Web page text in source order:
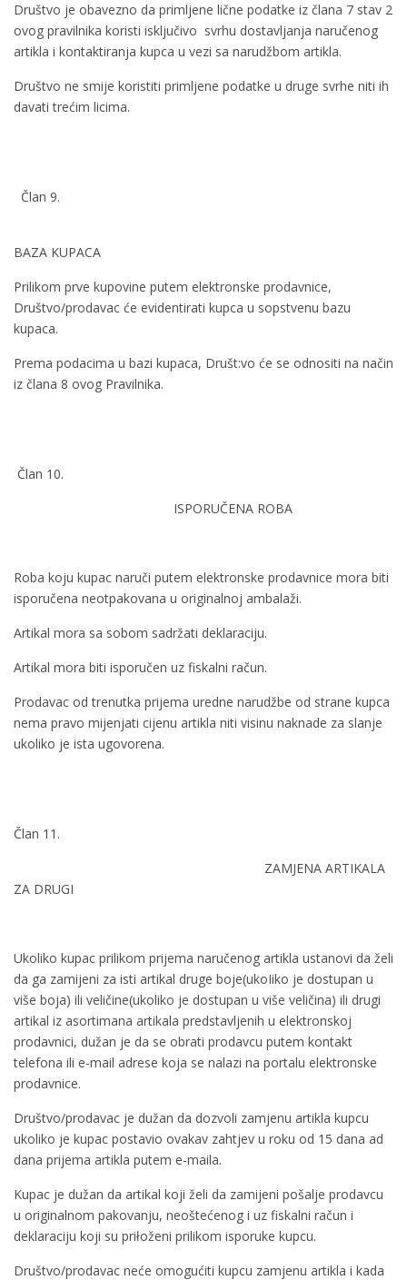
Društvo je obavezno da primljene lične podatke iz člana 7 stav 2
ovog pravilnika koristi isključivo svrhu dostavljanja naručenog
artikla i kontaktiranja kupca u vezi sa narudžbom artikla.
Društvo ne smije koristiti primljene podatke u druge svrhe niti ih
davati trećim licima.
Član 9.
BAZA KUPACA
Prilikom prve kupovine putem elektronske prodavnice,
Društvo/prodavac će evidentirati kupca u sopstvenu bazu
kupaca.
Prema podacima u bazi kupaca, Društ:vo će se odnositi na način
iz člana 8 ovog Pravilnika.
Član 10.
ISPORUČENA ROBA
Roba koju kupac naruči putem elektronske prodavnice mora biti
isporučena neotpakovana u originalnoj ambalaži.
Artikal mora sa sobom sadržati deklaraciju.
Artikal mora biti isporučen uz fiskalni račun.
Prodavac od trenutka prijema uredne narudžbe od strane kupca
nema pravo mijenjati cijenu artikla niti visinu naknade za slanje
ukoliko je ista ugovorena.
Član 11.
ZAMJENA ARTIKALA
ZA DRUGI
Ukoliko kupac prilikom prijema naručenog artikla ustanovi da želi
da ga zamijeni za isti artikal druge boje(ukoIiko je dostupan u
više boja) ili veličine(ukoliko je dostupan u više veličina) ili drugi
artikal iz asortimana artikala predstavljenih u elektronskoj
prodavnici, dužan je da se obrati prodavcu putem kontakt
telefona ili e-mail adrese koja se nalazi na portalu elektronske
prodavnice.
Društvo/prodavac je dužan da dozvoli zamjenu artikla kupcu
ukoliko je kupac postavio ovakav zahtjev u roku od 15 dana ad
dana prijema artikla putem e-maila.
Kupac je dužan da artikal koji želi da zamijeni pošalje prodavcu
u originalnom pakovanju, neoštećenog i uz fiskalni račun i
deklaraciju koji su priłoženi prilikom isporuke kupcu.
Društvo/prodavac neće omogućiti kupcu zamjenu artikla i kada